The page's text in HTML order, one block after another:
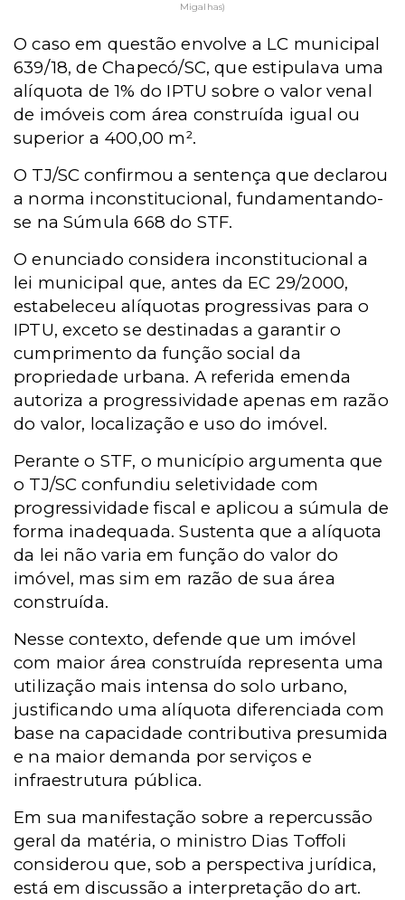
Migalhas)
O caso em questão envolve a LC municipal
639/18, de Chapecó/SC, que estipulava uma
alíquota de 1% do IPTU sobre o valor venal
de imóveis com área construída igual ou
superior a 400,00 m².
O TJ/SC confirmou a sentença que declarou
a norma inconstitucional, fundamentando-
se na Súmula 668 do STF.
O enunciado considera inconstitucional a
lei municipal que, antes da EC 29/2000,
estabeleceu alíquotas progressivas para o
IPTU, exceto se destinadas a garantir o
cumprimento da função social da
propriedade urbana. A referida emenda
autoriza a progressividade apenas em razão
do valor, localização e uso do imóvel.
Perante o STF, o município argumenta que
o TJ/SC confundiu seletividade com
progressividade fiscal e aplicou a súmula de
forma inadequada. Sustenta que a alíquota
da lei não varia em função do valor do
imóvel, mas sim em razão de sua área
construída.
Nesse contexto, defende que um imóvel
com maior área construída representa uma
utilização mais intensa do solo urbano,
justificando uma alíquota diferenciada com
base na capacidade contributiva presumida
e na maior demanda por serviços e
infraestrutura pública.
Em sua manifestação sobre a repercussão
geral da matéria, o ministro Dias Toffoli
considerou que, sob a perspectiva jurídica,
está em discussão a interpretação do art.